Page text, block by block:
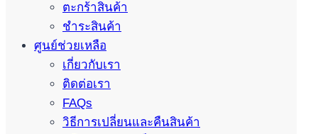
ตะกร้าสินค้า
ชำระสินค้า
ศูนย์ช่วยเหลือ
เกี่ยวกับเรา
ติดต่อเรา
FAQs
วิธีการเปลี่ยนและคืนสินค้า